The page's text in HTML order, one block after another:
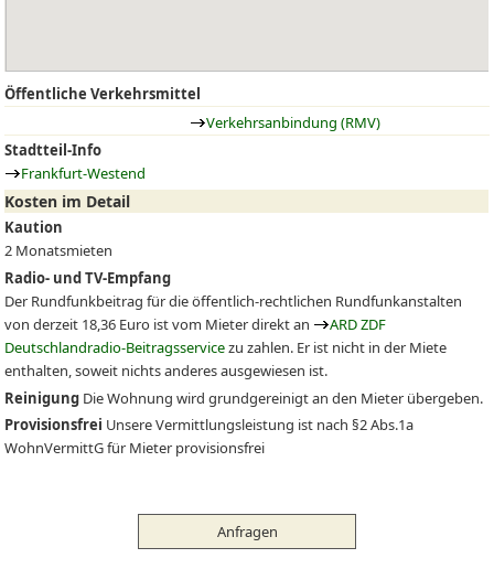
Öffentliche Verkehrsmittel
Verkehrsanbindung (RMV)
Stadtteil-Info
Frankfurt-Westend
Kosten im Detail
Kaution
2 Monatsmieten
Radio- und TV-Empfang
Der Rundfunkbeitrag für die öffentlich-rechtlichen Rundfunkanstalten
von derzeit 18,36 Euro ist vom Mieter direkt an
ARD ZDF
Deutschlandradio-Beitragsservicezu zahlen. Er ist nicht in der Miete
enthalten, soweit nichts anderes ausgewiesen ist.
Reinigung Die Wohnung wird grundgereinigt an den Mieter übergeben.
Provisionsfrei Unsere Vermittlungsleistung ist nach §2 Abs.1a
WohnVermittG für Mieter provisionsfrei
Anfragen